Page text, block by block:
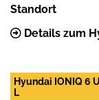
Standort
Details zum
Hyundai IONIQ 6
L